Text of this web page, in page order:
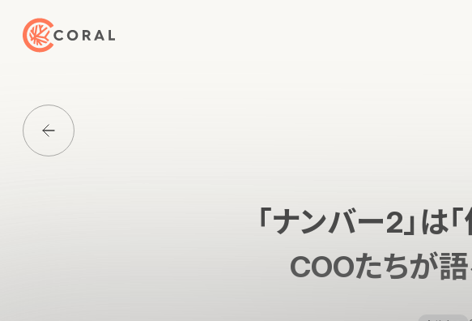
トップページへ戻る
Media一覧に戻る
「ナンバー2」は
COOたちが